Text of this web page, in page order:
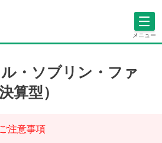
メニュー
・ソブリン・ファ
算型）
注意事項